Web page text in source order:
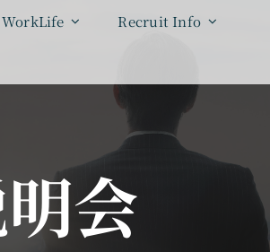
WorkLife Recruit Info
会